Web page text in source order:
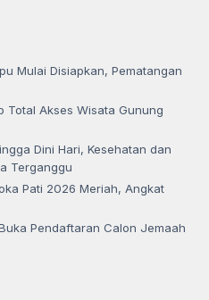
Mulai Disiapkan, Pematangan
Total Akses Wisata Gunung
Dini Hari, Kesehatan dan
Terganggu
Pati 2026 Meriah, Angkat
Pendaftaran Calon Jemaah